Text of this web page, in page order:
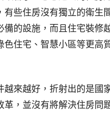
有些住房沒有獨立的衛生
備的設施，而且住宅裝修
色住宅、智慧小區等更高
來越好，折射出的是國
革，並沒有將解決住房問